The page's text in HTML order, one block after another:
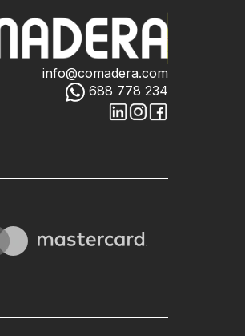
info@comadera.com
688 778 234